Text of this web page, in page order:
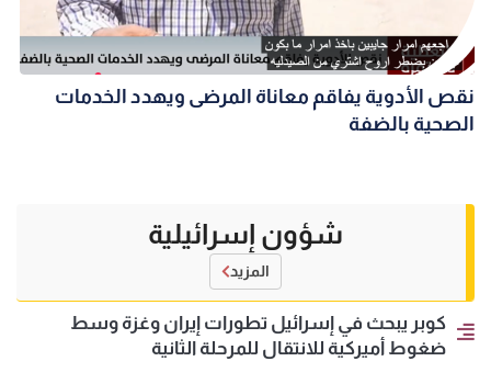
نقص الأدوية يفاقم معاناة المرضى ويهدد الخدمات
الصحية بالضفة
شؤون إسرائيلية
المزيد
كوبر يبحث في إسرائيل تطورات إيران وغزة وسط
ضغوط أميركية للانتقال للمرحلة الثانية